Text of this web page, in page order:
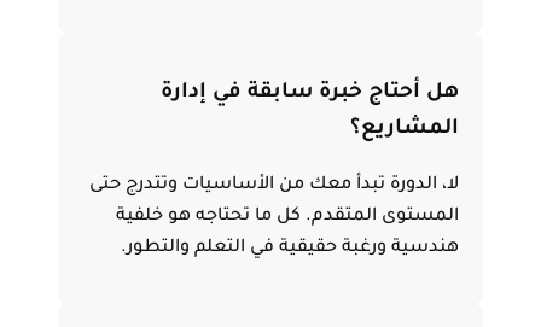
هل أحتاج خبرة سابقة في إدارة
المشاريع؟
لا، الدورة تبدأ معك من الأساسيات وتتدرج حتى
المستوى المتقدم. كل ما تحتاجه هو خلفية
هندسية ورغبة حقيقية في التعلم والتطور.